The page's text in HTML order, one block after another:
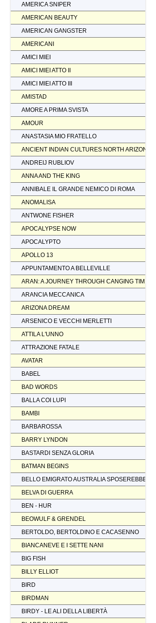
AMERICA SNIPER
AMERICAN BEAUTY
AMERICAN GANGSTER
AMERICANI
AMICI MIEI
AMICI MIEI ATTO II
AMICI MIEI ATTO III
AMISTAD
AMORE A PRIMA SVISTA
AMOUR
ANASTASIA MIO FRATELLO
ANCIENT INDIAN CULTURES NORTH ARIZONA
ANDREIJ RUBLIOV
ANNA AND THE KING
ANNIBALE IL GRANDE NEMICO DI ROMA
ANOMALISA
ANTWONE FISHER
APOCALYPSE NOW
APOCALYPTO
APOLLO 13
APPUNTAMENTO A BELLEVILLE
ARAN: A JOURNEY THROUGH CANGING TIMES
ARANCIA MECCANICA
ARIZONA DREAM
ARSENICO E VECCHI MERLETTI
ATTILA L'UNNO
ATTRAZIONE FATALE
AVATAR
BABEL
BAD WORDS
BALLA COI LUPI
BAMBI
BARBAROSSA
BARRY LYNDON
BASTARDI SENZA GLORIA
BATMAN BEGINS
BELLO EMIGRATO AUSTRALIA SPOSEREBBE
BELVA DI GUERRA
BEN - HUR
BEOWULF & GRENDEL
BERTOLDO, BERTOLDINO E CACASENNO
BIANCANEVE E I SETTE NANI
BIG FISH
BILLY ELLIOT
BIRD
BIRDMAN
BIRDY - LE ALI DELLA LIBERTÀ